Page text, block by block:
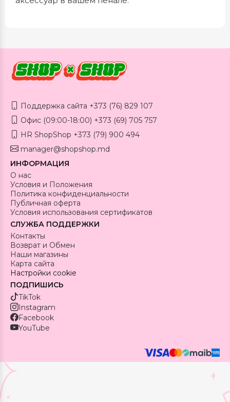
Поддержка сайта +373 (76) 829 107
Офис (09:00-18:00) +373 (69) 705 757
HR ShopShop +373 (79) 900 494
manager@shopshop.md
ИНФОРМАЦИЯ
О нас
Условия и Положения
Политика конфиденциальности
Публичная оферта
Условия использования сертификатов
СЛУЖБА ПОДДЕРЖКИ
Контакты
Возврат и Обмен
Наши магазины
Карта сайта
Настройки cookie
ПОДПИШИСЬ
TikTok
Instagram
Facebook
YouTube